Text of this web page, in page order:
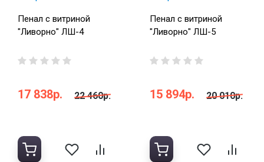
Пенал с витриной
"Ливорно" ЛШ-4
17 838р. 22 460р.
Пенал с витриной
"Ливорно" ЛШ-5
15 894р. 20 010р.